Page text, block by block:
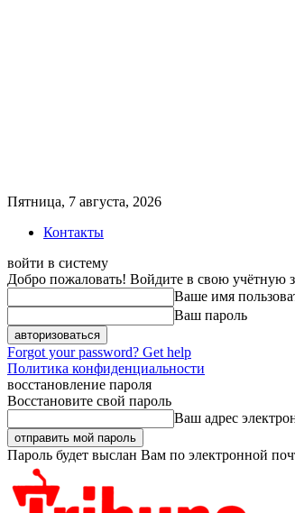
Пятница, 7 августа, 2026
Контакты
войти в систему
Добро пожаловать! Войдите в свою учётную
Ваше имя
Ваш пароль
Forgot your password? Get help
Политика конфиденциальности
восстановление пароля
Восстановите свой пароль
Ваш адрес
Пароль будет выслан Вам по электронной